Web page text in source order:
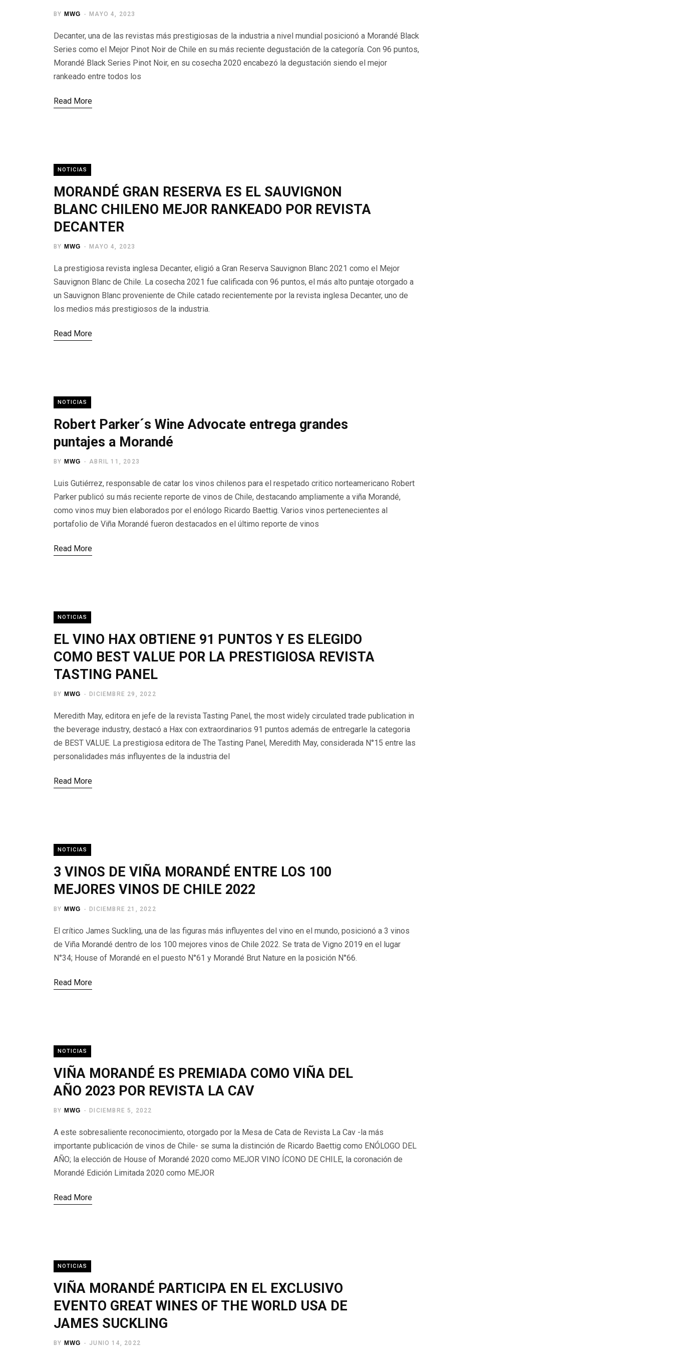
BY MWG MAYO 4, 2023
Decanter, una de las revistas más prestigiosas de la industria a nivel mundial posicionó a Morandé Black
Series como el Mejor Pinot Noir de Chile en su más reciente degustación de la categoría. Con 96 puntos,
Morandé Black Series Pinot Noir, en su cosecha 2020 encabezó la degustación siendo el mejor
rankeado entre todos los
Read More
NOTICIAS
MORANDÉ GRAN RESERVA ES EL SAUVIGNON
BLANC CHILENO MEJOR RANKEADO POR REVISTA
DECANTER
BY MWG MAYO 4, 2023
La prestigiosa revista inglesa Decanter, eligió a Gran Reserva Sauvignon Blanc 2021 como el Mejor
Sauvignon Blanc de Chile. La cosecha 2021 fue calificada con 96 puntos, el más alto puntaje otorgado a
un Sauvignon Blanc proveniente de Chile catado recientemente por la revista inglesa Decanter, uno de
los medios más prestigiosos de la industria.
Read More
NOTICIAS
Robert Parker´s Wine Advocate entrega grandes
puntajes a Morandé
BY MWG ABRIL 11, 2023
Luis Gutiérrez, responsable de catar los vinos chilenos para el respetado critico norteamericano Robert
Parker publicó su más reciente reporte de vinos de Chile, destacando ampliamente a viña Morandé,
como vinos muy bien elaborados por el enólogo Ricardo Baettig. Varios vinos pertenecientes al
portafolio de Viña Morandé fueron destacados en el último reporte de vinos
Read More
NOTICIAS
EL VINO HAX OBTIENE 91 PUNTOS Y ES ELEGIDO
COMO BEST VALUE POR LA PRESTIGIOSA REVISTA
TASTING PANEL
BY MWG DICIEMBRE 29, 2022
Meredith May, editora en jefe de la revista Tasting Panel, the most widely circulated trade publication in
the beverage industry, destacó a Hax con extraordinarios 91 puntos además de entregarle la categoria
de BEST VALUE. La prestigiosa editora de The Tasting Panel, Meredith May, considerada N°15 entre las
personalidades más influyentes de la industria del
Read More
NOTICIAS
3 VINOS DE VIÑA MORANDÉ ENTRE LOS 100
MEJORES VINOS DE CHILE 2022
BY MWG DICIEMBRE 21, 2022
El crítico James Suckling, una de las figuras más influyentes del vino en el mundo, posicionó a 3 vinos
de Viña Morandé dentro de los 100 mejores vinos de Chile 2022. Se trata de Vigno 2019 en el lugar
N°34; House of Morandé en el puesto N°61 y Morandé Brut Nature en la posición N°66.
Read More
NOTICIAS
VIÑA MORANDÉ ES PREMIADA COMO VIÑA DEL
AÑO 2023 POR REVISTA LA CAV
BY MWG DICIEMBRE 5, 2022
A este sobresaliente reconocimiento, otorgado por la Mesa de Cata de Revista La Cav -la más
importante publicación de vinos de Chile- se suma la distinción de Ricardo Baettig como ENÓLOGO DEL
AÑO; la elección de House of Morandé 2020 como MEJOR VINO ÍCONO DE CHILE, la coronación de
Morandé Edición Limitada 2020 como MEJOR
Read More
NOTICIAS
VIÑA MORANDÉ PARTICIPA EN EL EXCLUSIVO
EVENTO GREAT WINES OF THE WORLD USA DE
JAMES SUCKLING
BY MWG JUNIO 14, 2022